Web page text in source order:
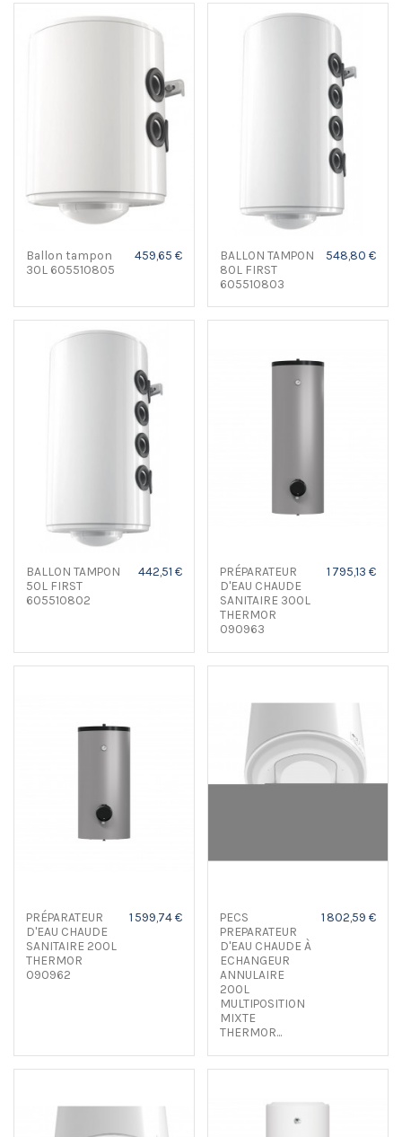
Ballon tampon
30L 605510805
459,65 €
BALLON TAMPON
80L FIRST
605510803
548,80 €
BALLON TAMPON
50L FIRST
605510802
442,51 €
PRÉPARATEUR
D'EAU CHAUDE
SANITAIRE 300L
THERMOR
090963
1 795,13 €
PRÉPARATEUR
D'EAU CHAUDE
SANITAIRE 200L
THERMOR
090962
1 599,74 €
PECS
PREPARATEUR
D'EAU CHAUDE À
ECHANGEUR
ANNULAIRE
200L
MULTIPOSITION
MIXTE
THERMOR...
1 802,59 €